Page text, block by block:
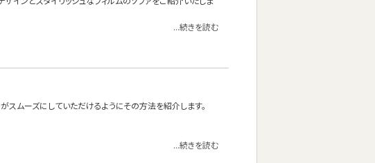
...続きを読む
スムーズにしていただけるようにその方法を紹介します。
...続きを読む